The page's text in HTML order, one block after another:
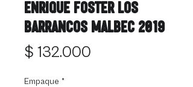
Enrique Foster Los
Barrancos Malbec 2019
$ 132.000
Empaque *